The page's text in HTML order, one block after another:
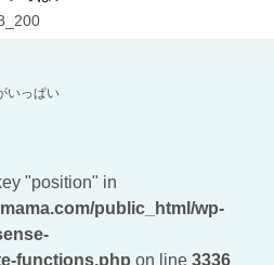
いっぱい
"position" in
public_html/wp-
functions.php on line 3336